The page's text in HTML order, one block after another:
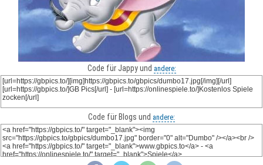
Code für Jappy und andere:
Code für Blogs und andere: